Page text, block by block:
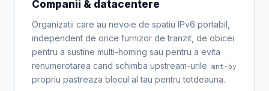
Companii & datacentere
Organizatii care au nevoie de spatiu IPv6 portabil,
independent de orice furnizor de tranzit, de obicei
pentru a sustine multi-homing sau pentru a evita
renumerotarea cand schimba upstream-urile. mnt-by
propriu pastreaza blocul al tau pentru totdeauna.